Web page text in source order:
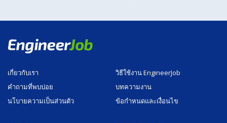
เกี่ยวกับเรา
คำถามที่พบบ่อย
นโบายความเป็นส่วนตัว
วิธีใช้งาน EngineerJob
บทความงาน
ข้อกำหนดและเงื่อนไข